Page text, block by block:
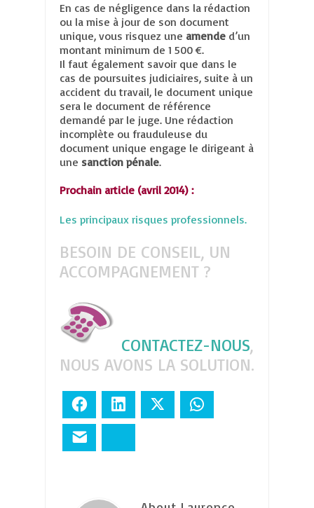
En cas de négligence dans la rédaction
ou la mise à jour de son document
unique, vous risquez une amende d’un
montant minimum de 1 500 €.
Il faut également savoir que dans le
cas de poursuites judiciaires, suite à un
accident du travail, le document unique
sera le document de référence
demandé par le juge. Une rédaction
incomplète ou frauduleuse du
document unique engage le dirigeant à
une sanction pénale.
Prochain article (avril 2014) :
Les principaux risques professionnels.
BESOIN DE CONSEIL, UN
ACCOMPAGNEMENT ?
CONTACTEZ-NOUS,
NOUS AVONS LA SOLUTION.
Facebook LinkedIn Twitter